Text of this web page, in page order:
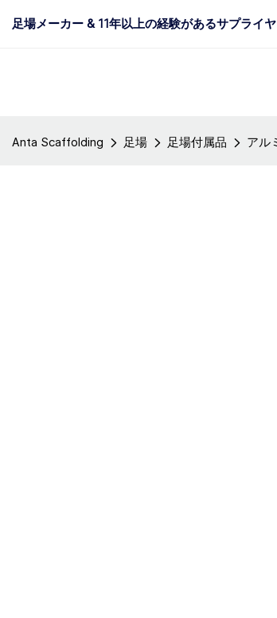
足場メーカー & 11年以上の経験があるサプライ
Anta Scaffolding 足場 足場付属品 アル